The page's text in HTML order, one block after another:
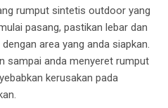
rumput sintetis outdoor yang
pasang, pastikan lebar dan
area yang anda siapkan.
sampai anda menyeret rumput
kerusakan pada